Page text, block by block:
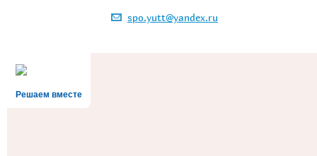
spo.yutt@yandex.ru
Решаем вместе